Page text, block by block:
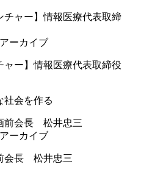
ーカイブ
ャー】情報医療代表取締役
社会を作る
ーカイブ
会長 松井忠三